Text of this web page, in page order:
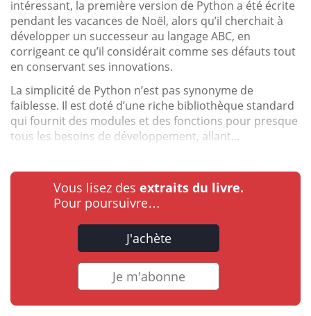
intéressant, la première version de Python a été écrite
pendant les vacances de Noël, alors qu’il cherchait à
développer un successeur au langage ABC, en
corrigeant ce qu’il considérait comme ses défauts tout
en conservant ses innovations.
La simplicité de Python n’est pas synonyme de
faiblesse. Il est doté d’une riche bibliothèque standard
qui fournit des modules et des fonctions pour presque
tous les besoins de développement, allant...
Vous lisez des extraits du livre.
Pour poursuivre…
J'achète
Je m'abonne